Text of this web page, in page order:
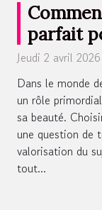
parfait
Jeudi 2 avril
Dans le monde
un rôle
sa beauté.
une question de
valorisation du
tout...